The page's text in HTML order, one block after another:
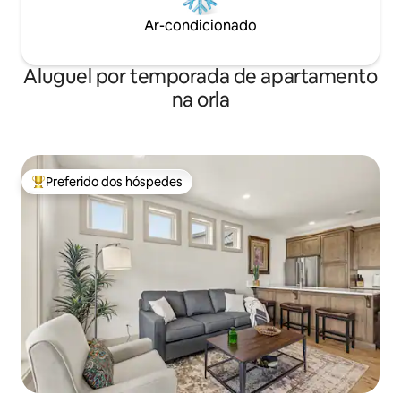
Ar-condicionado
Aluguel por temporada de apartamento
na orla
Entre os melhores preferidos dos hóspedes
Preferido dos hóspedes